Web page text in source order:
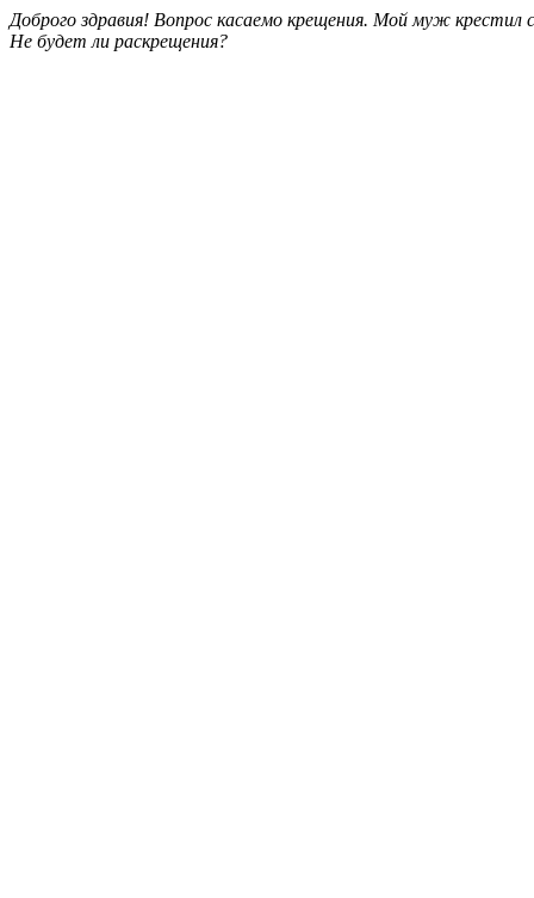
Доброго здравия! Вопрос касаемо крещения. Мой муж
Не будет ли раскрещения?